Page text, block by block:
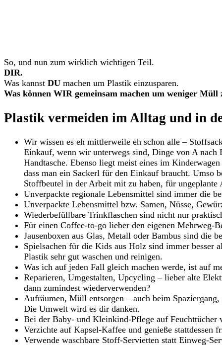
So, und nun zum wirklich wichtigen Teil.
DIR.
Was kannst DU machen um Plastik einzusparen.
Was können WIR gemeinsam machen um weniger Müll
Plastik vermeiden im Alltag und in
Wir wissen es eh mittlerweile eh schon alle –
Einkauf, wenn wir unterwegs sind, Dinge von A nach
Handtasche. Ebenso liegt meist eines im
dass man ein Sackerl für den Einkauf braucht. Umso
Stoffbeutel in der Arbeit mit zu haben, für ungeplante
Unverpackte regionale Lebensmittel sind immer die
Unverpackte Lebensmittel bzw. Samen, Nüsse,
Wiederbefüllbare Trinkflaschen sind nicht nur
Für einen Coffee-to-go lieber den eigenen Mehrweg-
Jausenboxen aus Glas, Metall oder Bambus sind die
Spielsachen für die Kids aus Holz sind immer besser
Plastik sehr gut waschen und reinigen.
Was ich auf jeden Fall gleich machen werde, ist auf
Reparieren, Umgestalten, Upcycling – lieber alte
dann zumindest wiederverwenden?
Aufräumen, Müll entsorgen – auch beim
Die Umwelt wird es dir danken.
Bei der Baby- und Kleinkind-Pflege auf Feuchttücher
Verzichte auf Kapsel-Kaffee und genieße stattdessen
Verwende waschbare Stoff-Servietten statt Einweg-